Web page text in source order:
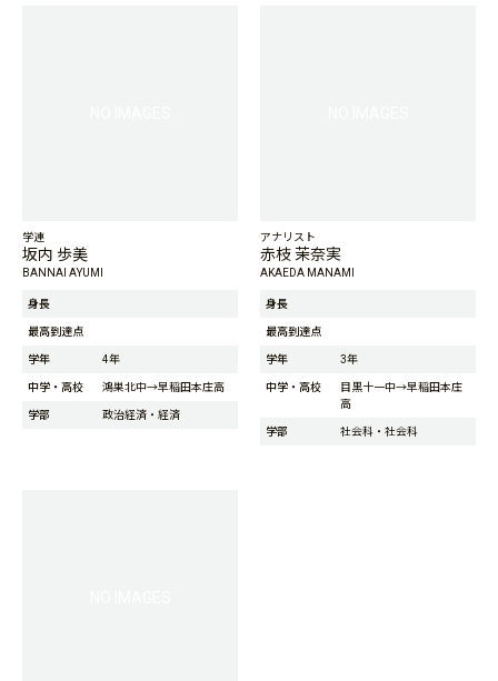
学連
坂内 歩美
BANNAI AYUMI
身長
最高到達点
学年 4年
中学・高校 鴻巣北中→早稲田本庄高
学部 政治経済・経済
アナリスト
赤枝 茉奈実
AKAEDA MANAMI
身長
最高到達点
学年 3年
中学・高校
目黒十一中→早稲田本庄
高
学部 社会科・社会科